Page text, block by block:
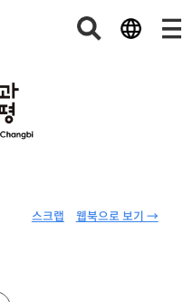
웹북으로 보기 →
스크랩